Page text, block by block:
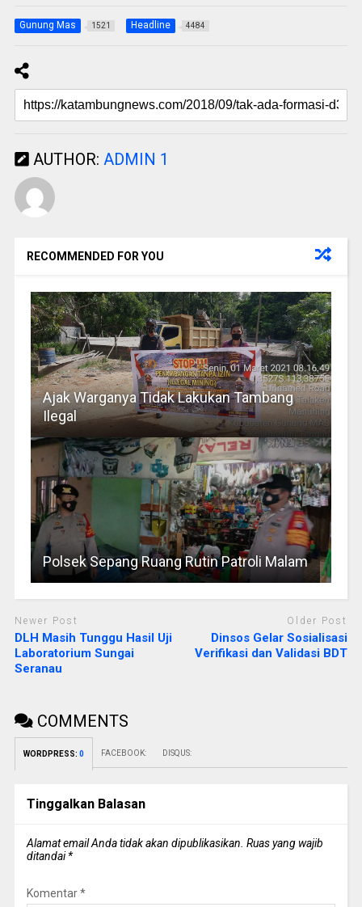
Gunung Mas 1521 Headline 4484
AUTHOR: ADMIN 1
RECOMMENDED FOR YOU
Ajak Warganya Tidak Lakukan Tambang
Ilegal
Polsek Sepang Ruang Rutin Patroli Malam
Newer Post
DLH Masih Tunggu Hasil Uji
Laboratorium Sungai
Seranau
Older Post
Dinsos Gelar Sosialisasi
Verifikasi dan Validasi BDT
COMMENTS
WORDPRESS: 0 FACEBOOK: DISQUS:
Tinggalkan Balasan
Alamat email Anda tidak akan dipublikasikan. Ruas yang wajib
ditandai*
Komentar*